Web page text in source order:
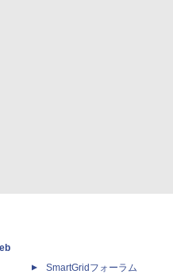
SmartGridフォーラム